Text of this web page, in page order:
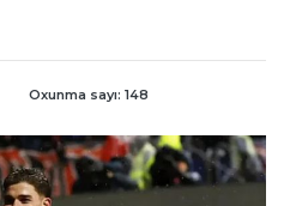
Oxunma sayı: 148